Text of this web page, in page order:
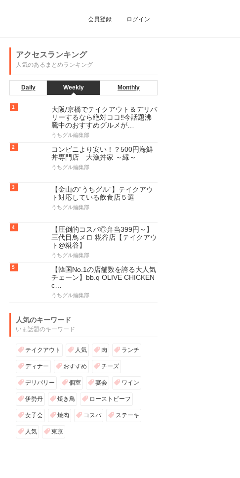
会員登録 ログイン
アクセスランキング
人気のあるまとめランキング
Daily Weekly Monthly
1
大阪/京橋でテイクアウト＆デリバ
リーするなら絶対ココ‼今話題沸
騰中のおすすめグルメが…
うちグル編集部
2
コンビニより安い！？500円海鮮
丼専門店 大漁丼家 ～縁～
うちグル編集部
3
【金山の”うちグル”】テイクアウ
ト対応している飲食店５選
うちグル編集部
4
【圧倒的コスパ◎弁当399円～】
三代目鳥メロ 糀谷店【テイクアウ
ト@糀谷】
うちグル編集部
5
【韓国No.1の店舗数を誇る大人気
チェーン】bb.q OLIVE CHICKEN
c…
うちグル編集部
人気のキーワード
いま話題のキーワード
テイクアウト 人気 肉 ランチ
ディナー おすすめ チーズ
デリバリー 個室 宴会 ワイン
伊勢丹 焼き鳥 ローストビーフ
女子会 焼肉 コスパ ステーキ
人気 東京